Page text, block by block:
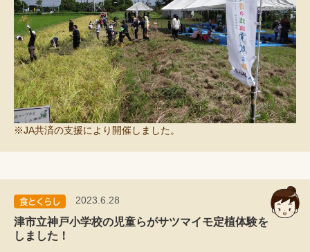
※JA共済の支援により開催しました。
2023.6.28
津市立神戸小学校の児童らがサツマイモ定植体験を
しました！